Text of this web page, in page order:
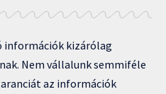
információk kizárólag
Nem vállalunk semmiféle
az információk